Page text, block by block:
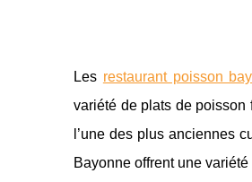
Les restaurant poisson
variété de plats de
l’une des plus anciennes
Bayonne offrent une